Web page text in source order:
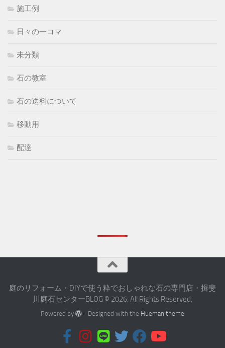
施工例
日々の一コマ
未分類
石の教室
石の送料について
移動用
配達
庭のリフォーム・DIYで使う粋でおしゃれな石の専門店・揖斐
川庭石センターBLOG © 2026. All Rights Reserved.
Powered by - Designed with the Hueman theme